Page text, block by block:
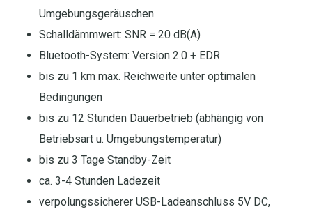
Umgebungsgeräuschen
Schalldämmwert: SNR = 20 dB(A)
Bluetooth-System: Version 2.0 + EDR
bis zu 1 km max. Reichweite unter optimalen
Bedingungen
bis zu 12 Stunden Dauerbetrieb (abhängig von
Betriebsart u. Umgebungstemperatur)
bis zu 3 Tage Standby-Zeit
ca. 3-4 Stunden Ladezeit
verpolungssicherer USB-Ladeanschluss 5V DC,